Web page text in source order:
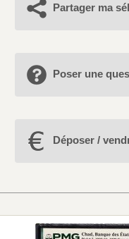
Partager ma
Poser une
Déposer /